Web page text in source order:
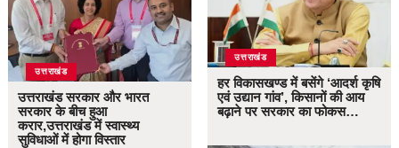
उत्तराखंड
उत्तराखंड सरकार और भारत
सरकार के बीच हुआ
करार,उत्तराखंड में स्वास्थ्य
सुविधाओं में होगा विस्तार
उत्तराखंड
हर विकासखण्ड में बसेंगे ‘आदर्श कृषि
एवं उद्यान गांव’, किसानों की आय
बढ़ाने पर सरकार का फोकस…